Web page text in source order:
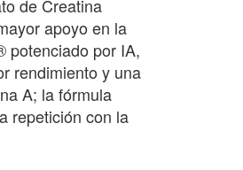
de Creatina
apoyo en la
potenciado por IA,
rendimiento y una
A; la fórmula
repetición con la